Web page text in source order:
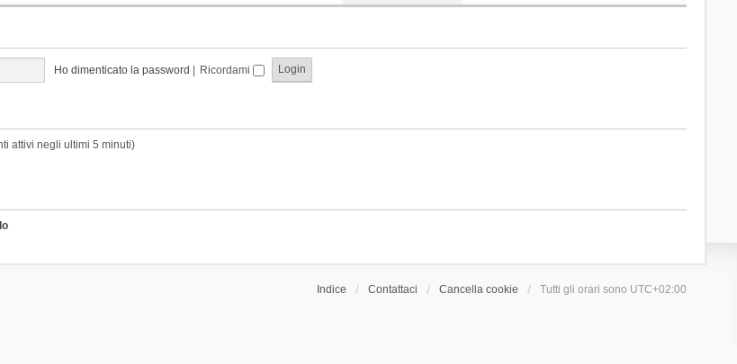
d
o
Ho dimenticato la password | Ricordami
attivi negli ultimi 5 minuti)
Indice Contattaci Cancella cookie Tutti gli orari sono UTC+02:00